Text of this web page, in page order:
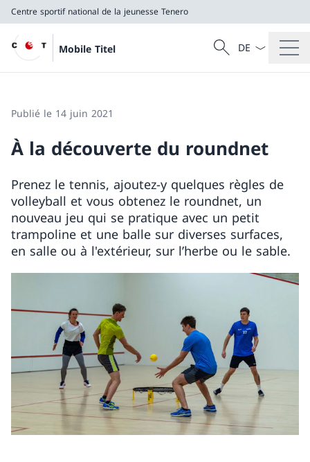
Centre sportif national de la jeunesse Tenero
Mobile Titel
Recherche
Recherche
La langue
Publié le 14 juin 2021
À la découverte du roundnet
Prenez le tennis, ajoutez-y quelques règles de
volleyball et vous obtenez le roundnet, un
nouveau jeu qui se pratique avec un petit
trampoline et une balle sur diverses surfaces,
en salle ou à l'extérieur, sur l’herbe ou le sable.